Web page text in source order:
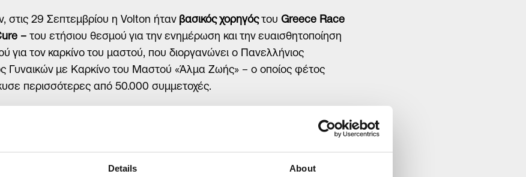
Details About
στις 29 Σεπτεμβρίου η Volton ήταν βασικός χορηγόςτου Greece Race
– του ετήσιου θεσμού για την ενημέρωση και την ευαισθητοποίηση
για τον καρκίνο του μαστού, που διοργανώνει ο Πανελλήνιος
Γυναικών με Καρκίνο του Μαστού «Άλμα Ζωής» – ο οποίος φέτος
περισσότερες από 50.000 συμμετοχές.
, η αγαπημένη μασκότ της Volton φωτογραφήθηκε με μικρούς και
περίπτερο της Volton, οι επισκέπτες είχαν την ευκαιρία να
σε διαγωνισμούς με απίθανα δώρα και να πάρουν αναμνηστικά,